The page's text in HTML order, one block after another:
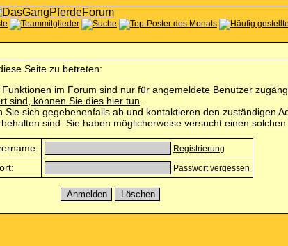
Seite zu betreten:
im Forum sind nur für angemeldete Benutzer
sind, können Sie dies hier tun
sich gegebenenfalls ab und kontaktieren den zuständigen
sind. Sie haben möglicherweise versucht einen solchen
Registrierung
Passwort vergessen